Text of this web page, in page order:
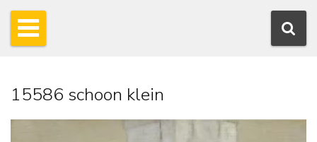
15586 schoon klein